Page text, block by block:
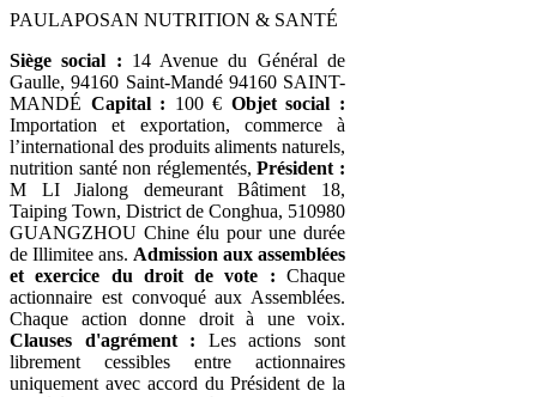
PAULAPOSAN NUTRITION & SANTÉ
Siège social : 14 Avenue du Général de
Gaulle, 94160 Saint-Mandé 94160 SAINT-
MANDÉ Capital : 100 € Objet social :
Importation et exportation, commerce à
l’international des produits aliments naturels,
nutrition santé non réglementés,Président :
M LI Jialong demeurant Bâtiment 18,
Taiping Town, District de Conghua, 510980
GUANGZHOU Chine élu pour une durée
de Illimitee ans. Admission aux assemblées
et exercice du droit de vote : Chaque
actionnaire est convoqué aux Assemblées.
Chaque action donne droit à une voix.
Clauses d'agrément : Les actions sont
librement cessibles entre actionnaires
uniquement avec accord du Président de la